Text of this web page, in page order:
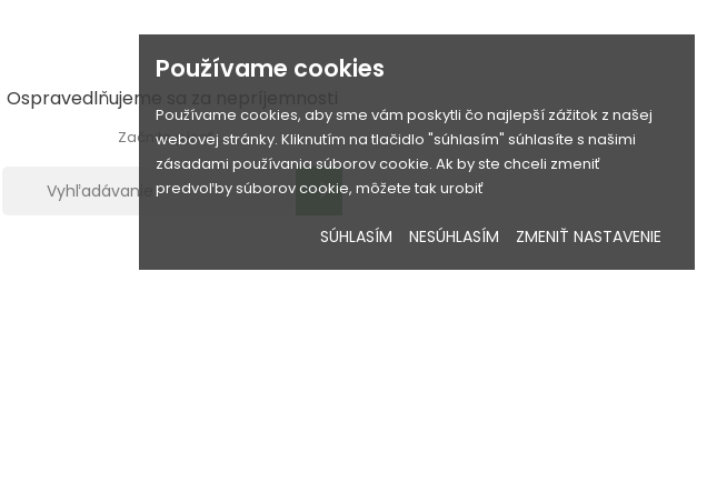
Používame cookies
Používame cookies, aby sme vám poskytli čo najlepší zážitok z našej
webovej stránky. Kliknutím na tlačidlo "súhlasím" súhlasíte s našimi
zásadami používania súborov cookie. Ak by ste chceli zmeniť
predvoľby súborov cookie, môžete tak urobiť
SÚHLASÍM NESÚHLASÍM ZMENIŤ NASTAVENIE
Ospravedlňujeme sa za nepríjemnosti
Začnite písať....